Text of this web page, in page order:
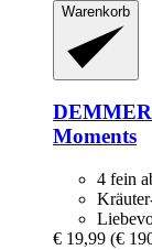
Warenkorb
Moments
4 fein
€ 19,99 (€